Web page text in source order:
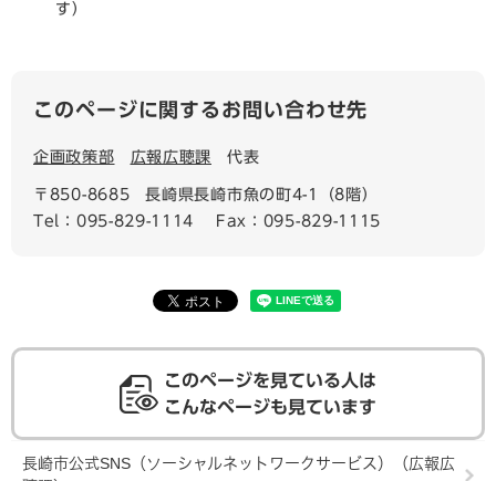
す）
このページに関するお問い合わせ先
企画政策部 広報広聴課 代表
〒850-8685
長崎県長崎市魚の町4-1（8階）
Tel：095-829-1114
Fax：095-829-1115
このページを見ている人は
こんなページも見ています
長崎市公式SNS（ソーシャルネットワークサービス）（広報広